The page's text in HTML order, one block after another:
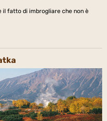
il fatto di imbrogliare che non è